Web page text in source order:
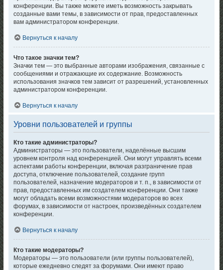
конференции. Вы также можете иметь возможность закрывать
созданные вами темы, в зависимости от прав, предоставленных
вам администратором конференции.
Вернуться к началу
Что такое значки тем?
Значки тем — это выбранные авторами изображения, связанные с
сообщениями и отражающие их содержание. Возможность
использования значков тем зависит от разрешений, установленных
администратором конференции.
Вернуться к началу
Уровни пользователей и группы
Кто такие администраторы?
Администраторы — это пользователи, наделённые высшим
уровнем контроля над конференцией. Они могут управлять всеми
аспектами работы конференции, включая разграничение прав
доступа, отключение пользователей, создание групп
пользователей, назначение модераторов и т. п., в зависимости от
прав, предоставленных им создателем конференции. Они также
могут обладать всеми возможностями модераторов во всех
форумах, в зависимости от настроек, произведённых создателем
конференции.
Вернуться к началу
Кто такие модераторы?
Модераторы — это пользователи (или группы пользователей),
которые ежедневно следят за форумами. Они имеют право